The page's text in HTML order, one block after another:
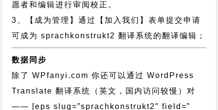
愿者和编辑进行审阅校正。
3、【成为管理】通过【加入我们】表单提交申请
可成为 sprachkonstrukt2 翻译系统的翻译编辑；
数据同步
除了 WPfanyi.com 你还可以通过WordPress
Translate 翻译系统（英文，国内访问较慢）对
—— [eps slug=”sprachkonstrukt2″ field=”